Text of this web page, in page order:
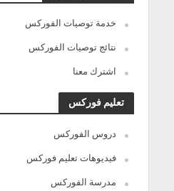
خدمة توصيات الفوركس
نتائج توصيات الفوركس
اشترك معنا
تعليم فوركس
دروس الفوركس
فيديوهات تعليم فوركس
مدرسة الفوركس